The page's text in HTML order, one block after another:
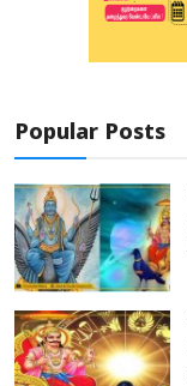
Popular Posts